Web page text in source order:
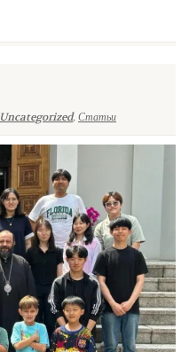
Uncategorized,Статьи